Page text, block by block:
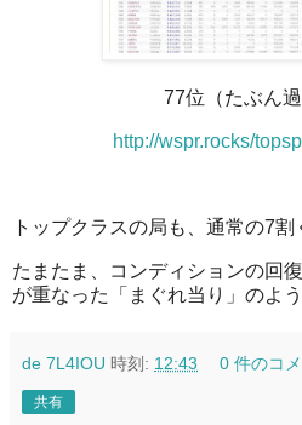
77位（たぶん過
http://wspr.rocks/
トップクラスの局も、通常の7割
たまたま、コンディションの回
が重なった「まぐれ当り」のよ
de 7L4IOU 時刻: 12:43 0 件のコ
共有